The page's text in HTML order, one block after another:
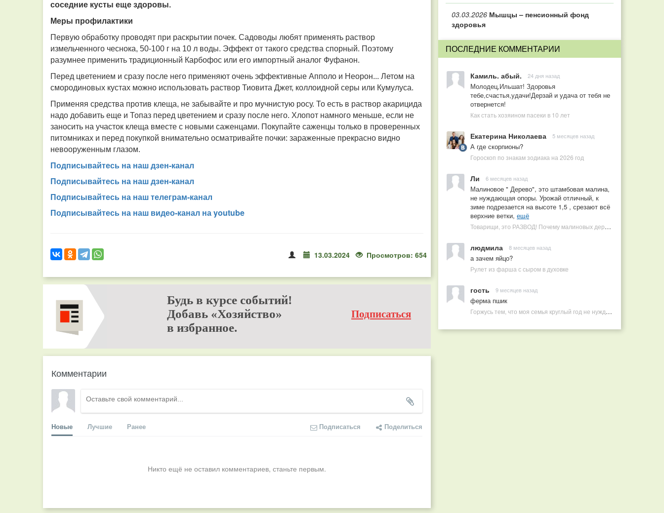
соседние кусты еще здоровы.
Меры профилактики
Первую обработку проводят при раскрытии почек. Садоводы любят применять раствор
измельченного чеснока, 50-100 г на 10 л воды. Эффект от такого средства спорный. Поэтому
разумнее применить традиционный Карбофос или его импортный аналог Фуфанон.
Перед цветением и сразу после него применяют очень эффективные Апполо и Неорон... Летом на
смородиновых кустах можно использовать раствор Тиовита Джет, коллоидной серы или Кумулуса.
Применяя средства против клеща, не забывайте и про мучнистую росу. То есть в раствор акарицида
надо добавить еще и Топаз перед цветением и сразу после него. Хлопот намного меньше, если не
заносить на участок клеща вместе с новыми саженцами. Покупайте саженцы только в проверенных
питомниках и перед покупкой внимательно осматривайте почки: зараженные прекрасно видно
невооруженным глазом.
Подписывайтесь на наш дзен-канал
Подписывайтесь на наш дзен-канал
Подписывайтесь на наш телеграм-канал
Подписывайтесь на наш видео-канал на youtube
13.03.2024 Просмотров: 654
Будь в курсе событий!
Добавь «Хозяйство»
в избранное.
Подписаться
Комментарии
Новые Лучшие Ранее Подписаться Поделиться
Никто ещё не оставил комментариев, станьте первым.
03.03.2026 Мышцы – пенсионный фонд
здоровья
ПОСЛЕДНИЕ КОММЕНТАРИИ
Камиль. абый. 24 дня назад
Молодец,Ильшат! Здоровья
тебе,счастья,удачи!Дерзай и удача от тебя не
отвернется!
Как стать хозяином пасеки в 10 лет
Екатерина Николаева 5 месяцев назад
А где скорпионы?
Гороскоп по знакам зодиака на 2026 год
Ли 6 месяцев назад
Малиновое " Дерево", это штамбовая малина,
не нуждающая опоры. Урожай отличный, к
зиме подрезается на высоте 1,5 , срезают всё
верхние ветки, ещё
Товарищи, это РАЗВОД! Почему малиновых деревьев не бывает, или Как ушлые продавцы наживаются на мечтах садоводов
людмила 8 месяцев назад
а зачем яйцо?
Рулет из фарша с сыром в духовке
гость 9 месяцев назад
ферма пшик
Горжусь тем, что моя семья круглый год не нуждается в покупных витаминах